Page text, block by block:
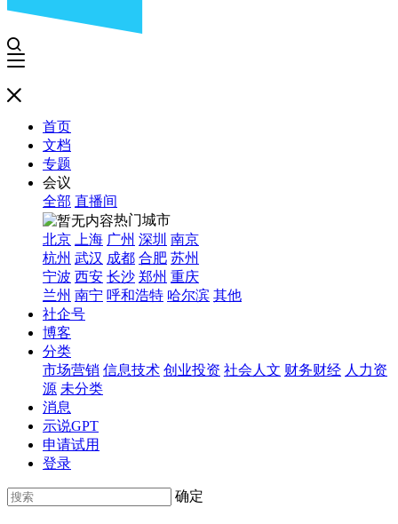
首页
文档
专题
会议
全部 直播间
热门城市
北京
上海 广州 深圳 南京
杭州 武汉 成都 合肥 苏州
宁波 西安 长沙 郑州 重庆
兰州 南宁 呼和浩特 哈尔滨 其他
社企号
博客
分类
市场营销 信息技术 创业投资 社会人文 财务财经 人力资
源 未分类
消息
示说GPT
申请试用
登录
确定